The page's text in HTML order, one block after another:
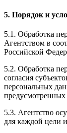
5. Порядок и
5.1. Обработка
Агентством в
Российской
5.2. Обработка
согласия
персональных
предусмотренных
5.3. Агентство
для каждой цели